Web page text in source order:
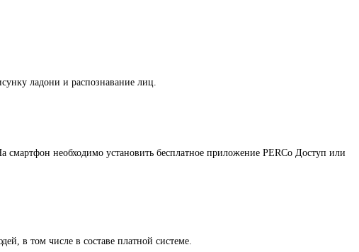
ладони и распознавание лиц.
смартфон необходимо установить бесплатное приложение PERCo Доступ или
в том числе в составе платной системе.